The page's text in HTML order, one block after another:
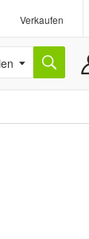
Verkaufen